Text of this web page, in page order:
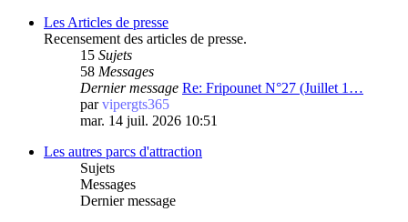
Les Articles de presse
Recensement des articles de presse.
15 Sujets
58 Messages
Dernier message Re: Fripounet N°27 (Juillet 1…
parvipergts365
mar. 14 juil. 2026 10:51
Les autres parcs d'attraction
Sujets
Messages
Dernier message